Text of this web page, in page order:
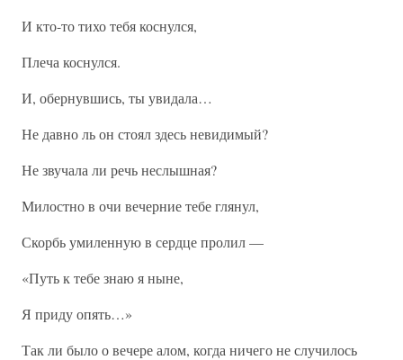
И кто-то тихо тебя коснулся,
Плеча коснулся.
И, обернувшись, ты увидала…
Не давно ль он стоял здесь невидимый?
Не звучала ли речь неслышная?
Милостно в очи вечерние тебе глянул,
Скорбь умиленную в сердце пролил —
«Путь к тебе знаю я ныне,
Я приду опять…»
Так ли было о вечере алом, когда ничего не случилось